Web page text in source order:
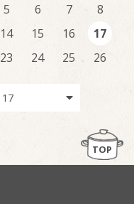
5 6 7
8
14 15 16
17
23 24 25
26
TOP